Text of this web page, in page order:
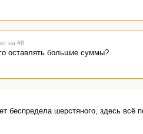
на #8
оставлять большие суммы?
беспредела шерстяного, здесь всё